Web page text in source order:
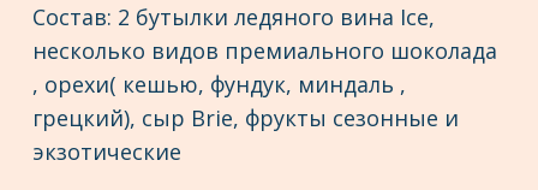
Состав: 2 бутылки ледяного вина Ice,
несколько видов премиального шоколада
, орехи( кешью, фундук, миндаль ,
грецкий), сыр Brie, фрукты сезонные и
экзотические